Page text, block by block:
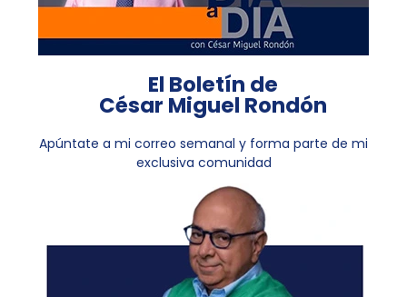
El Boletín de
César Miguel Rondón
Apúntate a mi correo semanal y forma parte de mi
exclusiva comunidad